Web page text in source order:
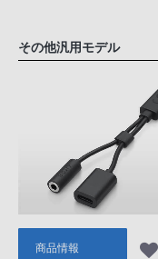
その他汎用モデル
商品情報